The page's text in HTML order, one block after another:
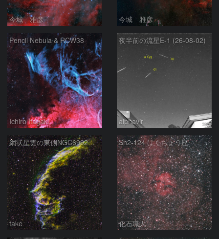
今城 雅彦 今城 雅彦
Pencil Nebula & RCW38
Ichiro Itagaki
夜半前の流星E-1 (26-08-02)
alphavir
網状星雲の東側NGC6992
take
Sh2-124 はくちょう座
化石職人